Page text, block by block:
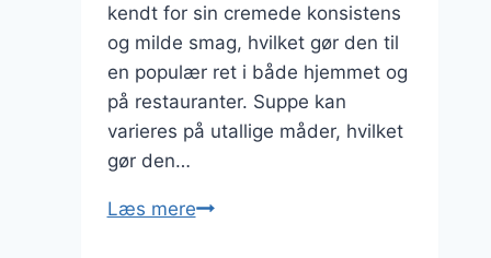
kendt for sin cremede konsistens
og milde smag, hvilket gør den til
en populær ret i både hjemmet og
på restauranter. Suppe kan
varieres på utallige måder, hvilket
gør den…
Læs mereBlomkålssuppe